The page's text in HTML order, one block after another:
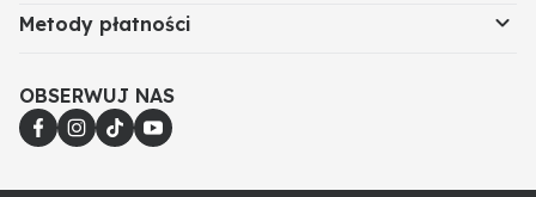
Metody płatności
OBSERWUJ NAS